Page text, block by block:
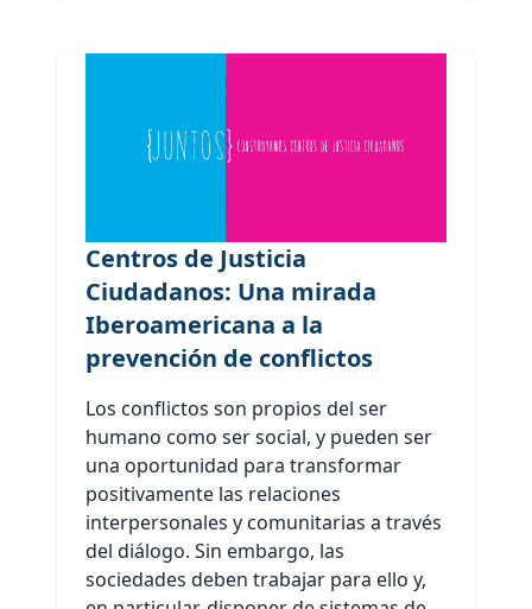
Centros de Justicia
Ciudadanos: Una mirada
Iberoamericana a la
prevención de conflictos
Los conflictos son propios del ser
humano como ser social, y pueden ser
una oportunidad para transformar
positivamente las relaciones
interpersonales y comunitarias a través
del diálogo. Sin embargo, las
sociedades deben trabajar para ello y,